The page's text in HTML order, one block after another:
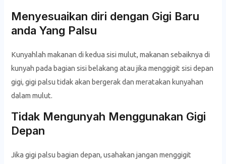
Menyesuaikan diri dengan Gigi Baru
anda Yang Palsu
Kunyahlah makanan di kedua sisi mulut, makanan sebaiknya di
kunyah pada bagian sisi belakang atau jika menggigit sisi depan
gigi, gigi palsu tidak akan bergerak dan meratakan kunyahan
dalam mulut.
Tidak Mengunyah Menggunakan Gigi
Depan
Jika gigi palsu bagian depan, usahakan jangan menggigit